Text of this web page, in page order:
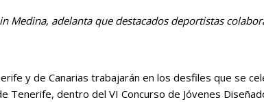
Medina, adelanta que destacados deportistas
y de Canarias trabajarán en los desfiles que se
Tenerife, dentro del VI Concurso de Jóvenes